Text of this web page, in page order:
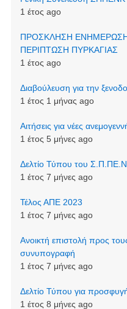
1 έτος ago
ΠΡΟΣΚΛΗΣΗ
ΠΕΡΙΠΤΩΣΗ ΠΥΡΚΑΓΙΑΣ
1 έτος ago
Διαβούλευση για την
1 έτος 1 μήνας ago
Αιτήσεις για νέες
1 έτος 5 μήνες ago
Δελτίο Τύπου του
1 έτος 7 μήνες ago
Τέλος ΑΠΕ 2023
1 έτος 7 μήνες ago
Ανοικτή επιστολή προς
συνυπογραφή
1 έτος 7 μήνες ago
Δελτίο Τύπου για
1 έτος 8 μήνες ago